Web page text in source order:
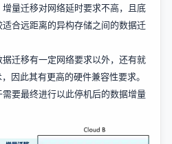
量迁移对网络延时要求不高，且底
合远距离的异构存储之间的数据迁
迁移有一定网络要求以外，还有就
因此其有更高的硬件兼容性要求。
要最终进行以此停机后的数据增量